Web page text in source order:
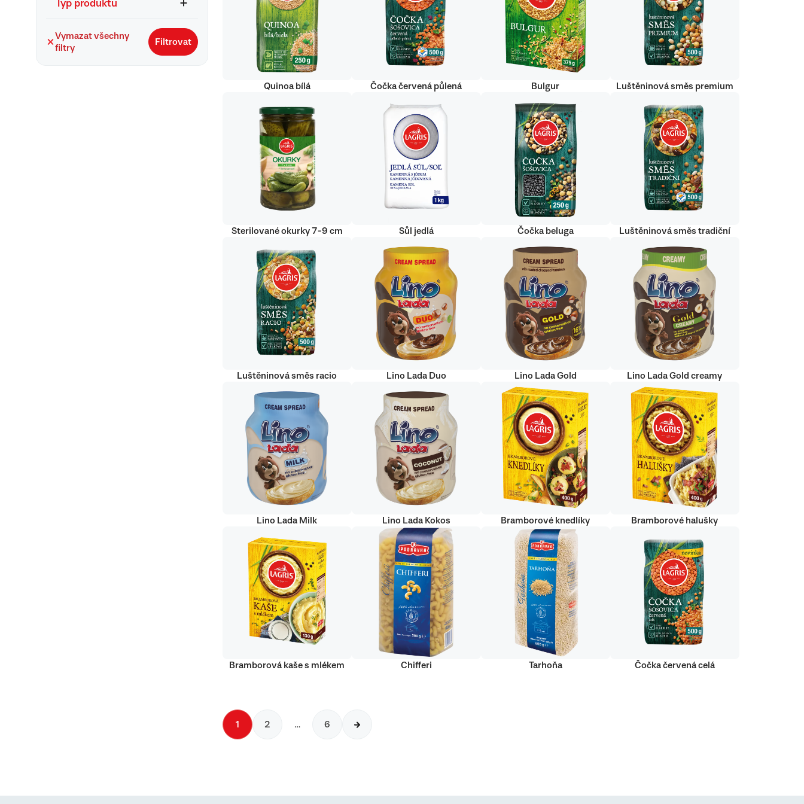
Typ produktu
Vymazat všechny
filtry
Filtrovat
Quinoa bílá Čočka červená půlená Bulgur Luštěninová směs premium
Sterilované okurky 7-9 cm Sůl jedlá Čočka beluga Luštěninová směs tradiční
Luštěninová směs racio Lino Lada Duo Lino Lada Gold Lino Lada Gold creamy
Lino Lada Milk Lino Lada Kokos Bramborové knedlíky Bramborové halušky
Bramborová kaše s mlékem Chifferi Tarhoňa Čočka červená celá
1 2 … 6